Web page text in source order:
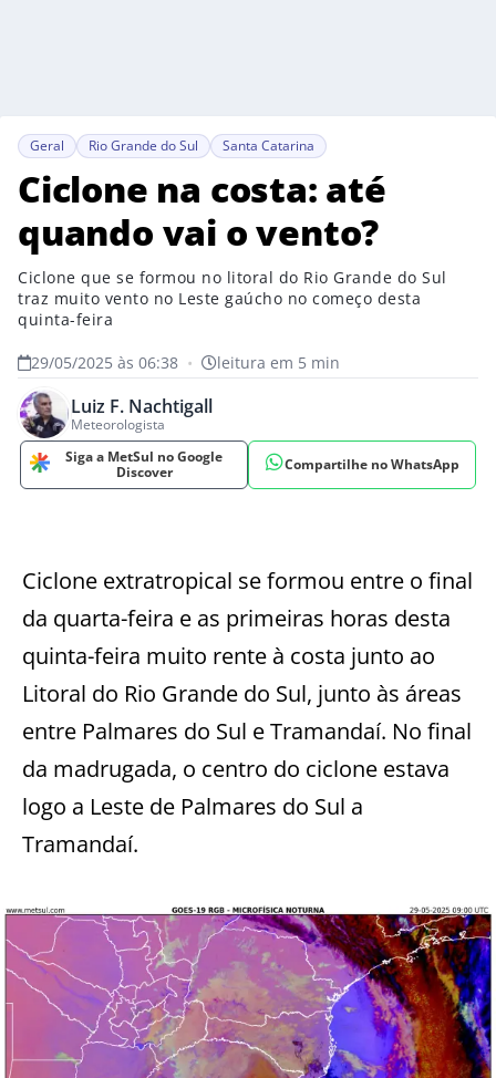
Geral Rio Grande do Sul Santa Catarina
Ciclone na costa: até
quando vai o vento?
Ciclone que se formou no litoral do Rio Grande do Sul
traz muito vento no Leste gaúcho no começo desta
quinta-feira
29/05/2025 às 06:38 • leitura em 5 min
Luiz F. Nachtigall
Meteorologista
Siga a MetSul no Google
Discover
Compartilhe no WhatsApp
Ciclone extratropical se formou entre o final
da quarta-feira e as primeiras horas desta
quinta-feira muito rente à costa junto ao
Litoral do Rio Grande do Sul, junto às áreas
entre Palmares do Sul e Tramandaí. No final
da madrugada, o centro do ciclone estava
logo a Leste de Palmares do Sul a
Tramandaí.